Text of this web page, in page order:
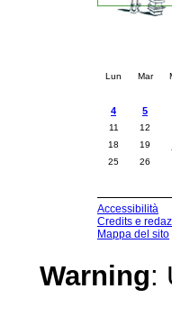
Lun Mar
4 5
11 12
18
19
25
26
Accessibilità
Credits e
Mappa del sito
Warning: